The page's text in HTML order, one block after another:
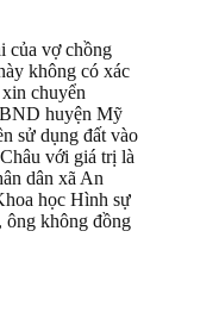
của vợ chồng
không có xác
chuyển
huyện Mỹ
sử dụng đất vào
với giá trị là
dân xã An
học Hình sự
ông không đồng